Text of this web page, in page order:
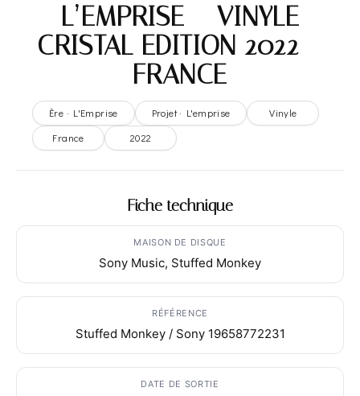
L’EMPRISE – VINYLE
CRISTAL EDITION 2022 –
FRANCE
Ère · L'Emprise Projet · L'emprise
Vinyle
France
2022
Fiche technique
MAISON DE DISQUE
Sony Music, Stuffed Monkey
RÉFÉRENCE
Stuffed Monkey / Sony 19658772231
DATE DE SORTIE